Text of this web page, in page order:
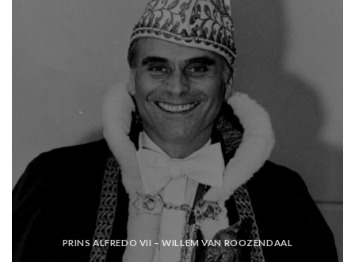
PRINS ALFREDO VII – WILLEM VAN ROOZENDAAL